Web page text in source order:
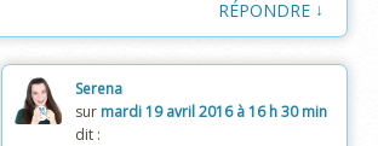
RÉPONDRE ↓
Serena
sur mardi 19 avril 2016 à 16 h 30 min
dit :